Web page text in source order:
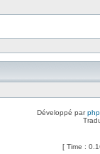
Développé par
[ Time :